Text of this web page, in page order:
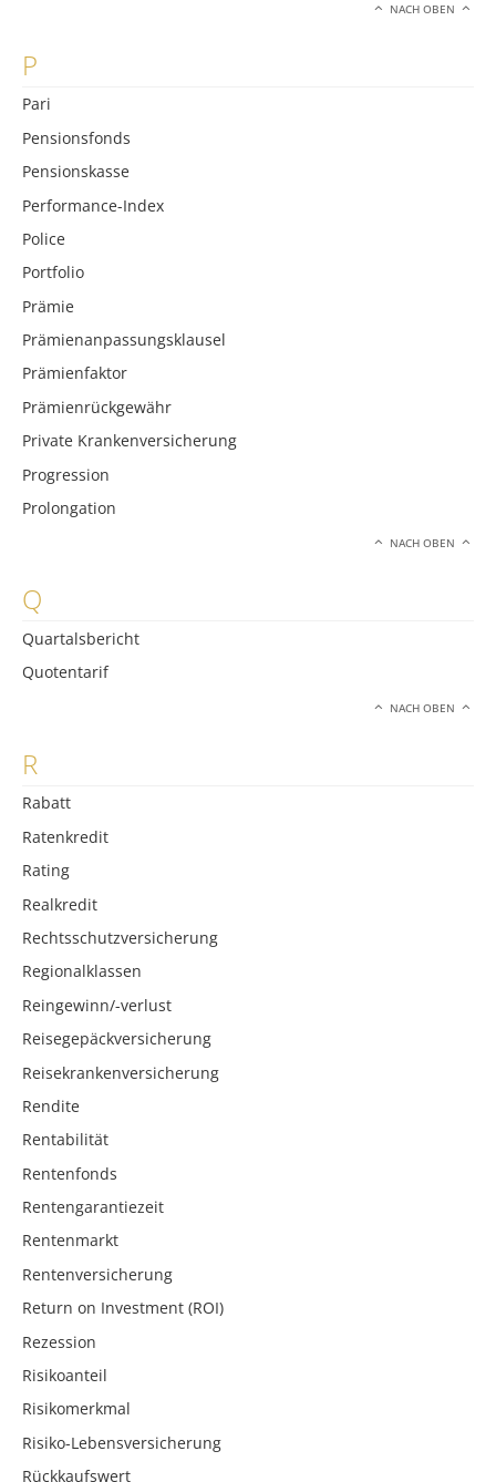
NACH OBEN
P
Pari
Pensionsfonds
Pensionskasse
Performance-Index
Police
Portfolio
Prämie
Prämienanpassungsklausel
Prämienfaktor
Prämienrückgewähr
Private Krankenversicherung
Progression
Prolongation
NACH OBEN
Q
Quartalsbericht
Quotentarif
NACH OBEN
R
Rabatt
Ratenkredit
Rating
Realkredit
Rechtsschutzversicherung
Regionalklassen
Reingewinn/-verlust
Reisegepäckversicherung
Reisekrankenversicherung
Rendite
Rentabilität
Rentenfonds
Rentengarantiezeit
Rentenmarkt
Rentenversicherung
Return on Investment (ROI)
Rezession
Risikoanteil
Risikomerkmal
Risiko-Lebensversicherung
Rückkaufswert